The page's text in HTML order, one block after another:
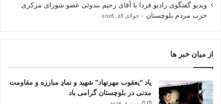
ویدیو گفتگوی رادیو فردا با آقای رحیم بندوئی عضو شورای مرکزی
حزب مردم بلوچستان
جولای 28, 2026
از میان خبر ها
یاد “یعقوب مهرنهاد” شهید و نمادِ مبارزه و مقاومت
مدنی در بلوچستان گرامی باد